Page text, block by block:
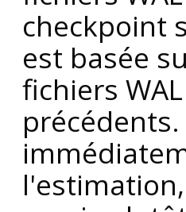
checkpoint
est basée
fichiers